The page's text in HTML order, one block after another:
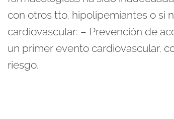
con otros tto. hipolipemiantes o si
cardiovascular: – Prevención de
un primer evento cardiovascular,
riesgo.